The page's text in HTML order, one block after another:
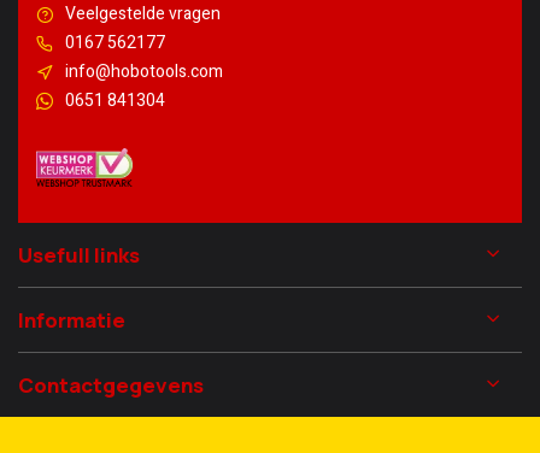
Veelgestelde vragen
0167 562177
info@hobotools.com
0651 841304
Usefull links
Informatie
Contactgegevens